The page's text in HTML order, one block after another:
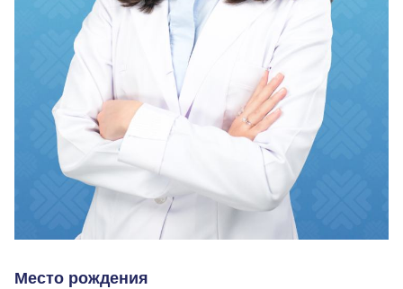
Место рождения